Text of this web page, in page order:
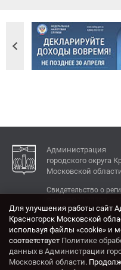
Администрация
городского округа
Московской
Свидетельство о
КОНТАКТЫ
Адрес: 143404,
ул. Ленина, дом 4.
Для улучшения работы сайт
Красногорск Московской
используя файлы «cookie» и
соответствует Политике
данных в Администрации
Московской области.